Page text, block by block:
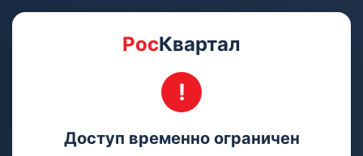
РосКвартал
Доступ временно ограничен